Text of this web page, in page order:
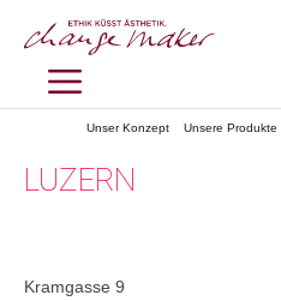
Inhalt
MENÜ
Unser Konzept Unsere Produkte
LUZERN
Kramgasse 9